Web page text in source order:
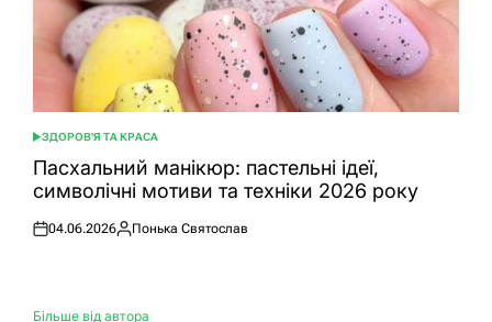
ОПУБЛІКУВАТИ
У
ЗДОРОВ'Я ТА КРАСА
Пасхальний манікюр: пастельні ідеї,
символічні мотиви та техніки 2026 року
Оприлюднено
04.06.2026
Опубліковано
Понька Святослав
Більше від автора